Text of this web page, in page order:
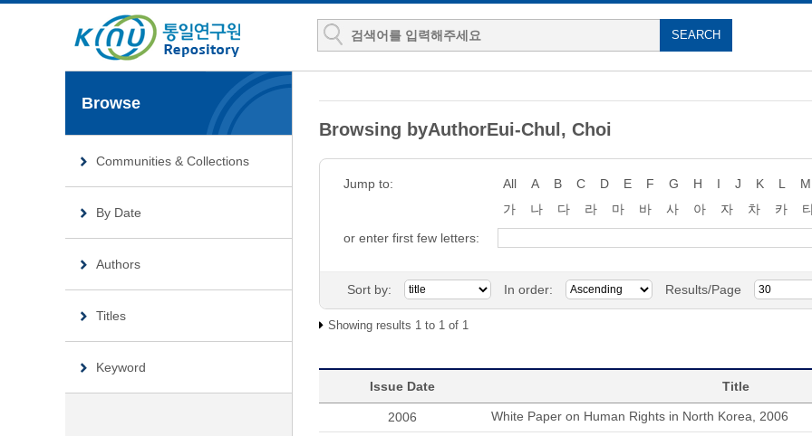
Browse
Communities & Collections
By Date
Authors
Titles
Keyword
Browsing byAuthorEui-Chul, Choi
Jump to: All A B C D E F G H I J K L M
가
나 다 라 마 바 사 아 자 차 카
or enter first few letters:
Sort by: In order: Results/Page
Showing results 1 to 1 of 1
Issue Date Title
2006 White Paper on Human Rights in North Korea, 2006